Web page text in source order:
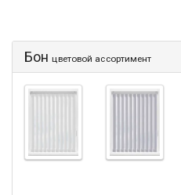
Бонцветовой ассортимент